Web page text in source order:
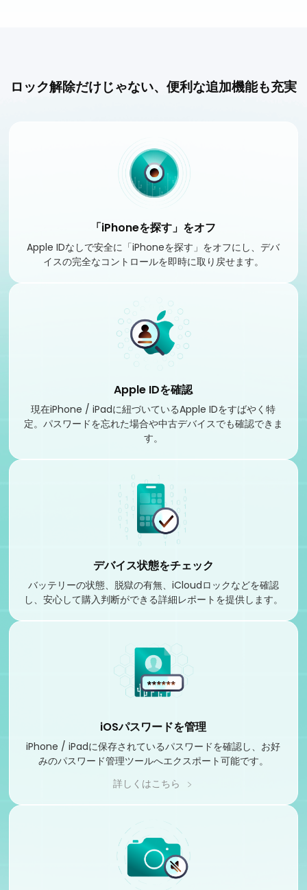
ロック解除だけじゃない、便利な追加機能も充実
「iPhoneを探す」をオフ
Apple IDなしで安全に「iPhoneを探す」をオフにし、デバ
イスの完全なコントロールを即時に取り戻せます。
Apple IDを確認
現在iPhone / iPadに紐づいているApple IDをすばやく特
定。パスワードを忘れた場合や中古デバイスでも確認できま
す。
デバイス状態をチェック
バッテリーの状態、脱獄の有無、iCloudロックなどを確認
し、安心して購入判断ができる詳細レポートを提供します。
iOSパスワードを管理
iPhone / iPadに保存されているパスワードを確認し、お好
みのパスワード管理ツールへエクスポート可能です。
詳しくはこちら